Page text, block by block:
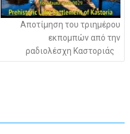
Αποτίμηση του τριημέρου
εκπομπών από την
ραδιολέσχη Καστοριάς